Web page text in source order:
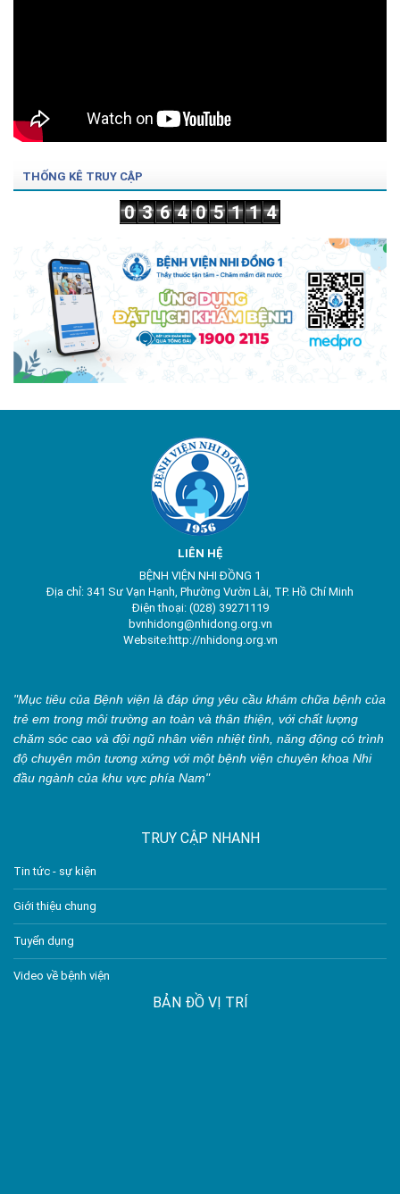
THỐNG KÊ TRUY CẬP
0 3 6 4 0 5 1 1 4
LIÊN HỆ
BỆNH VIỆN NHI ĐỒNG 1
Địa chỉ: 341 Sư Vạn Hạnh, Phường Vườn Lài, TP. Hồ Chí Minh
Điện thoại: (028) 39271119
bvnhidong@nhidong.org.vn
Website:http://nhidong.org.vn
"Mục tiêu của Bệnh viện là đáp ứng yêu cầu khám chữa bệnh của
trẻ em trong môi trường an toàn và thân thiện, với chất lượng
chăm sóc cao và đội ngũ nhân viên nhiệt tình, năng động có trình
độ chuyên môn tương xứng với một bệnh viện chuyên khoa Nhi
đầu ngành của khu vực phía Nam"
TRUY CẬP NHANH
Tin tức - sự kiện
Giới thiệu chung
Tuyển dụng
Video về bệnh viện
BẢN ĐỒ VỊ TRÍ